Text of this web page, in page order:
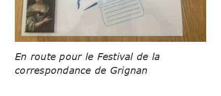
En route pour le Festival de la
correspondance de Grignan